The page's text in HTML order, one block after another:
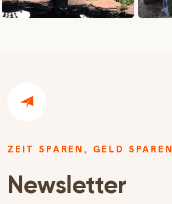
ZEIT SPAREN, GELD SPAREN
Newsletter